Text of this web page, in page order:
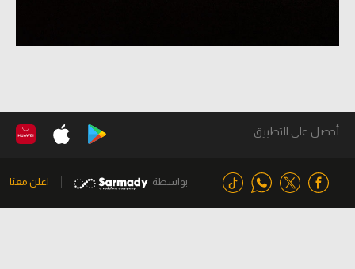
أحصل على التطبيق
بواسطة اعلن معنا